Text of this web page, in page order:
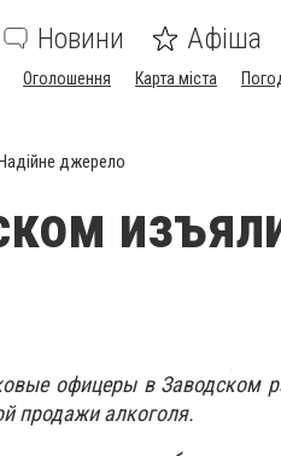
Новини Афіша
Оголошення Карта міста
джерело
офицеры в Заводском
продажи алкоголя.